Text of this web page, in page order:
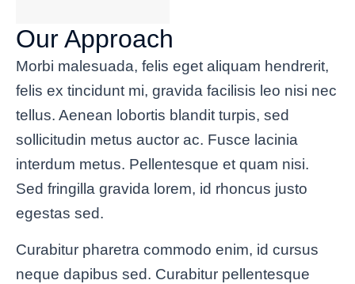
Our Approach
Morbi malesuada, felis eget aliquam hendrerit,
felis ex tincidunt mi, gravida facilisis leo nisi nec
tellus. Aenean lobortis blandit turpis, sed
sollicitudin metus auctor ac. Fusce lacinia
interdum metus. Pellentesque et quam nisi.
Sed fringilla gravida lorem, id rhoncus justo
egestas sed.
Curabitur pharetra commodo enim, id cursus
neque dapibus sed. Curabitur pellentesque